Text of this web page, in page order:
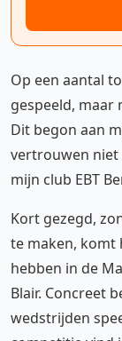
Op een aantal
gespeeld, maar
Dit begon aan
vertrouwen niet
mijn club EBT
Kort gezegd,
te maken, komt
hebben in de
Blair. Concreet
wedstrijden